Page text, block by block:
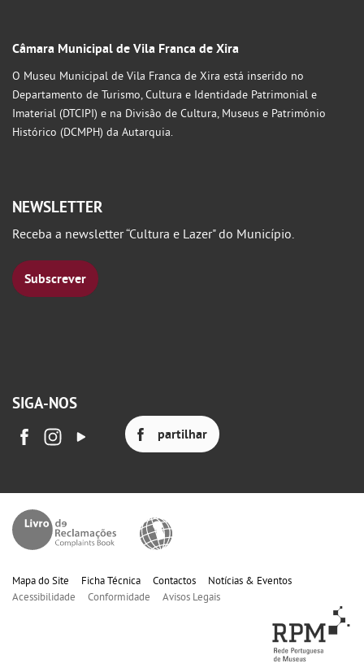
Câmara Municipal de Vila Franca de Xira
O Museu Municipal de Vila Franca de Xira está inserido no
Departamento de Turismo, Cultura e Identidade Patrimonial e
Imaterial (DTCIPI) e na Divisão de Cultura, Museus e Património
Histórico (DCMPH) da Autarquia.
NEWSLETTER
Receba a newsletter “Cultura e Lazer" do Município.
Subscrever
SIGA-NOS
partilhar
Mapa do Site Ficha Técnica Contactos
Notícias & Eventos
Acessibilidade
Conformidade Avisos Legais